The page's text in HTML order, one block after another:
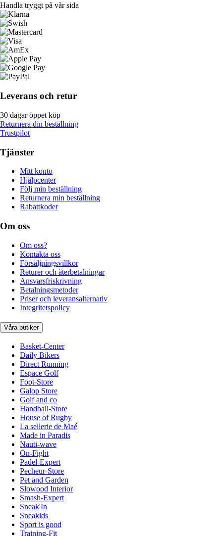
Handla tryggt på vår sida
Leverans och retur
30 dagar öppet köp
Returnera din beställning
Trustpilot
Tjänster
Mitt konto
Hjälpcenter
Följ min beställning
Returnera min beställning
Rabattkoder
Om oss
Om oss?
Kontakta oss
Försäljningsvillkor
Returer och återbetalningar
Ansvarsfriskrivning
Betalningsmetoder
Priser och leveransalternativ
Integritetspolicy
Våra butiker
Basket-Center
Daily Bikers
Direct Running
Espace Golf
Foot-Store
Galop Store
Golf and co
Handball-Store
House of Rugby
La sellerie de Maé
Made in Paradis
Nauti-wave
On-Fight
Padel-Expert
Pecheur-Store
Pet and Garden
Slowood Interior
Smash-Expert
Sneak'In
Sneakids
Sport is good
Training-Fit